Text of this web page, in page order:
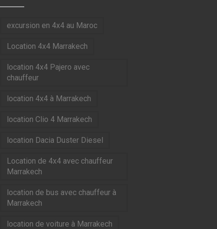
excursion en 4x4 au Maroc
Location 4x4 Marrakech
location 4x4 Pajero avec
chauffeur
location 4x4 à Marrakech
location Clio 4 Marrakech
location Dacia Duster Diesel
Location de 4x4 avec chauffeur
Marrakech
location de bus avec chauffeur à
Marrakech
location de voiture à Marrakech